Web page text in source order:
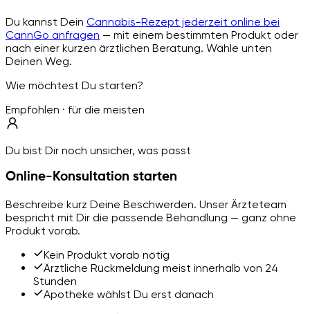
Du kannst Dein Cannabis-Rezept jederzeit online bei
CannGo anfragen — mit einem bestimmten Produkt oder
nach einer kurzen ärztlichen Beratung. Wähle unten
Deinen Weg.
Wie möchtest Du starten?
Empfohlen · für die meisten
Du bist Dir noch unsicher, was passt
Online-Konsultation starten
Beschreibe kurz Deine Beschwerden. Unser Ärzteteam
bespricht mit Dir die passende Behandlung — ganz ohne
Produkt vorab.
Kein Produkt vorab nötig
Ärztliche Rückmeldung meist innerhalb von 24
Stunden
Apotheke wählst Du erst danach